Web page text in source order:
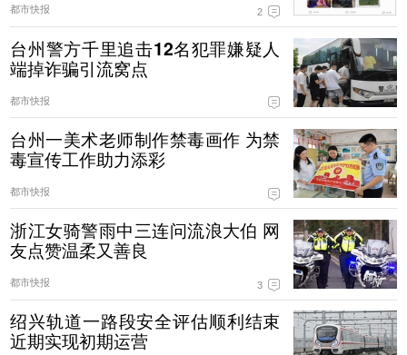
都市快报 2
台州警方千里追击12名犯罪嫌疑人
端掉诈骗引流窝点
都市快报
台州一美术老师制作禁毒画作 为禁
毒宣传工作助力添彩
都市快报
浙江女骑警雨中三连问流浪大伯 网
友点赞温柔又善良
都市快报 3
绍兴轨道一路段安全评估顺利结束
近期实现初期运营